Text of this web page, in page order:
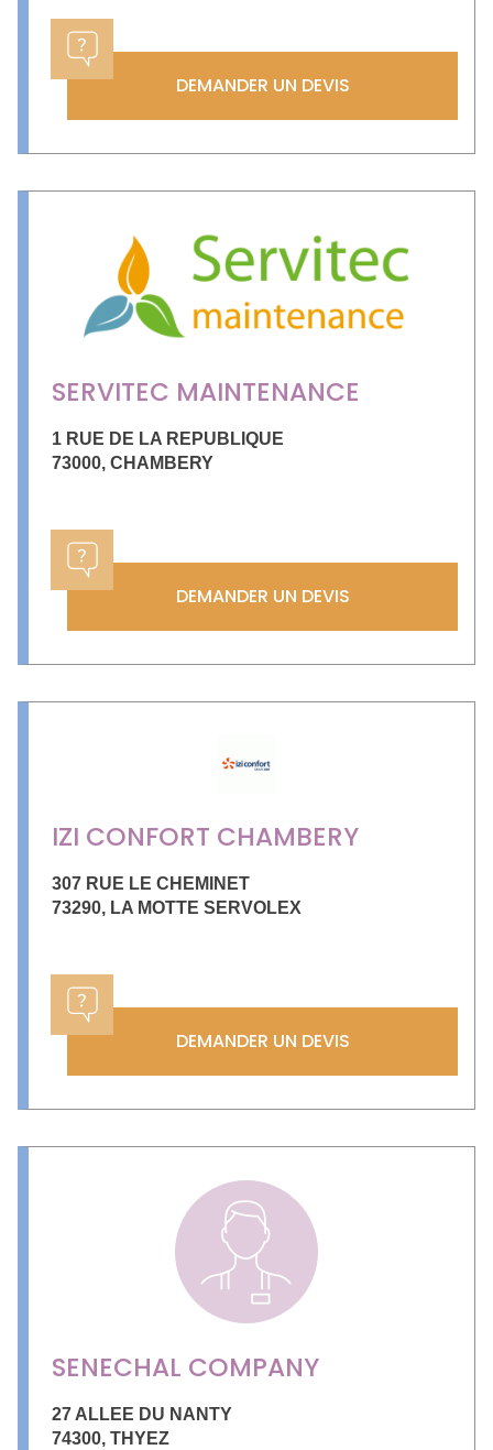
DEMANDER UN DEVIS
SERVITEC MAINTENANCE
1 RUE DE LA REPUBLIQUE
73000, CHAMBERY
DEMANDER UN DEVIS
IZI CONFORT CHAMBERY
307 RUE LE CHEMINET
73290, LA MOTTE SERVOLEX
DEMANDER UN DEVIS
SENECHAL COMPANY
27 ALLEE DU NANTY
74300, THYEZ